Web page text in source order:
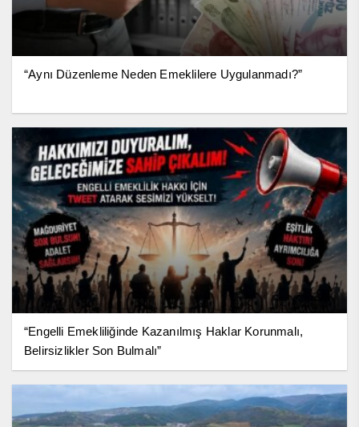
“Aynı Düzenleme Neden Emeklilere Uygulanmadı?”
“Engelli Emekliliğinde Kazanılmış Haklar Korunmalı,
Belirsizlikler Son Bulmalı”